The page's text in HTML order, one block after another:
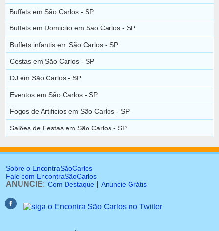
Buffets em São Carlos - SP
Buffets em Domicilio em São Carlos - SP
Buffets infantis em São Carlos - SP
Cestas em São Carlos - SP
DJ em São Carlos - SP
Eventos em São Carlos - SP
Fogos de Artificios em São Carlos - SP
Salões de Festas em São Carlos - SP
Sobre o EncontraSãoCarlos
Fale com EncontraSãoCarlos
ANUNCIE: Com Destaque Anuncie Grátis